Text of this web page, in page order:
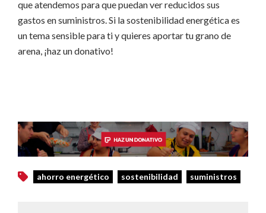
que atendemos para que puedan ver reducidos sus
gastos en suministros. Si la sostenibilidad energética es
un tema sensible para ti y quieres aportar tu grano de
arena, ¡haz un donativo!
ahorro energético sostenibilidad suministros